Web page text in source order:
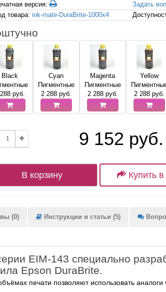
версия:
Задать
товара: ink-mate-DuraBrite-1000x4
Black
руб.
Cyan
Пигментные
2 288руб.
Magenta
Пигментные
2 288руб.
Yellow
2 288руб.
9 152 руб.
В корзину Купить
(0) Инструкции и статьи (5)
EIM-143 специально
Epson DuraBrite.
печати позволяют использовать